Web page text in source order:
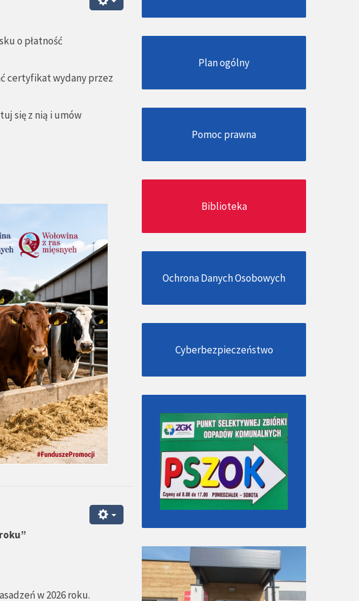
o płatność
certyfikat wydany przez
się z nią i umów
w 2026 roku.
Plan ogólny
Pomoc prawna
Biblioteka
Ochrona Danych Osobowych
Cyberbezpieczeństwo